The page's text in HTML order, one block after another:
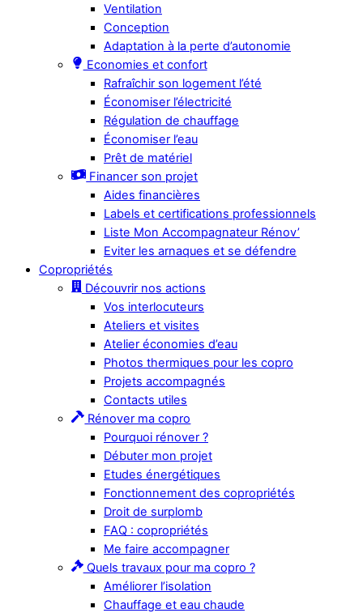
Ventilation
Conception
Adaptation à la perte d’autonomie
Economies et confort
Rafraîchir son logement l’été
Économiser l’électricité
Régulation de chauffage
Économiser l’eau
Prêt de matériel
Financer son projet
Aides financières
Labels et certifications professionnels
Liste Mon Accompagnateur Rénov’
Eviter les arnaques et se défendre
Copropriétés
Découvrir nos actions
Vos interlocuteurs
Ateliers et visites
Atelier économies d’eau
Photos thermiques pour les copro
Projets accompagnés
Contacts utiles
Rénover ma copro
Pourquoi rénover ?
Débuter mon projet
Etudes énergétiques
Fonctionnement des copropriétés
Droit de surplomb
FAQ : copropriétés
Me faire accompagner
Quels travaux pour ma copro ?
Améliorer l’isolation
Chauffage et eau chaude